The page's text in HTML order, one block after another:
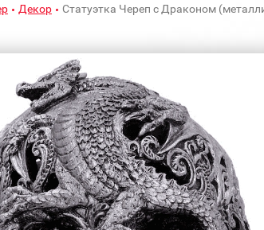
Декор Статуэтка Череп с Драконом